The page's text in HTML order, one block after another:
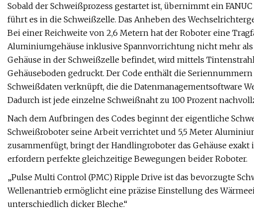
Sobald der Schweißprozess gestartet ist, übernimmt ein
führt es in die Schweißzelle. Das Anheben des
Bei einer Reichweite von 2,6 Metern hat der Roboter eine
Aluminiumgehäuse inklusive Spannvorrichtung nicht mehr als
Gehäuse in der Schweißzelle befindet, wird mittels
Gehäuseboden gedruckt. Der Code enthält die
Schweißdaten verknüpft, die die Datenmanagementsoftware
Dadurch ist jede einzelne Schweißnaht zu 100 Prozent
Nach dem Aufbringen des Codes beginnt der eigentliche
Schweißroboter seine Arbeit verrichtet und 5,5 Meter
zusammenfügt, bringt der Handlingroboter das Gehäuse
erfordern perfekte gleichzeitige Bewegungen beider Roboter.
„Pulse Multi Control (PMC) Ripple Drive ist das bevorzugte
Wellenantrieb ermöglicht eine präzise Einstellung des
unterschiedlich dicker Bleche.“